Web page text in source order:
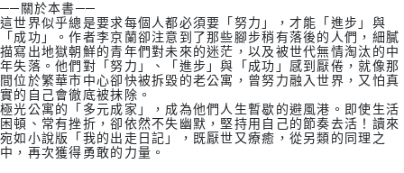
──關於本書──
這世界似乎總是要求每個人都必須要「努力」，才能「進步」與
「成功」。作者李京蘭卻注意到了那些腳步稍有落後的人們，細膩
描寫出地獄朝鮮的青年們對未來的迷茫，以及被世代無情淘汰的中
年失落。他們對「努力」、「進步」與「成功」感到厭倦，就像那
間位於繁華市中心卻快被拆毀的老公寓，曾努力融入世界，又怕真
實的自己會徹底被抹除。
極光公寓的「多元成家」，成為他們人生暫歇的避風港。即使生活
困頓、常有挫折，卻依然不失幽默，堅持用自己的節奏去活！讀來
宛如小說版「我的出走日記」，既厭世又療癒，從另類的同理之
中，再次獲得勇敢的力量。